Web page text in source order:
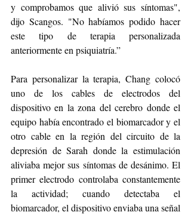
y comprobamos que alivió sus síntomas",
dijo Scangos. "No habíamos podido hacer
este tipo de terapia personalizada
anteriormente en psiquiatría.”
Para personalizar la terapia, Chang colocó
uno de los cables de electrodos del
dispositivo en la zona del cerebro donde el
equipo había encontrado el biomarcador y el
otro cable en la región del circuito de la
depresión de Sarah donde la estimulación
aliviaba mejor sus síntomas de desánimo. El
primer electrodo controlaba constantemente
la actividad; cuando detectaba el
biomarcador, el dispositivo enviaba una señal